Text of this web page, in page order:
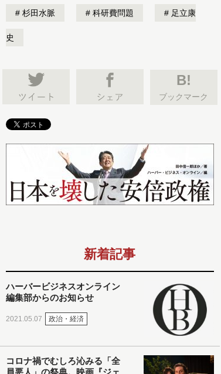
杉田水脈 科研費問題 足立康
史
B!
ブックマーク
新着記事
ハーバービジネスオンライン
編集部からのお知らせ
2021.05.07 政治・経済
コロナ禍でむしろ沁みる「全
員悪人」の祭典。映画『ジェ